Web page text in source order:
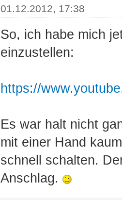
01.12.2012, 17:38
So, ich habe mich
einzustellen:
https://
Es war halt nicht
mit einer Hand
schnell schalten.
Anschlag.